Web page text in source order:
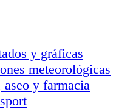
y gráficas
meteorológicas
aseo y farmacia